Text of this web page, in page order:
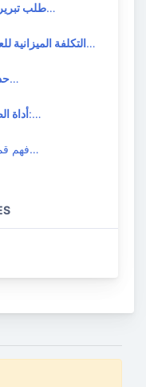
طلبطلب مبرر الإنفاق: د…
التكلفة الميزانيةفهم تكلفة العمل الم…
فهم حدود البطارية ف…
أداةأداة الصمام السفلي:…
TOC: فهم قمة الإسمن…